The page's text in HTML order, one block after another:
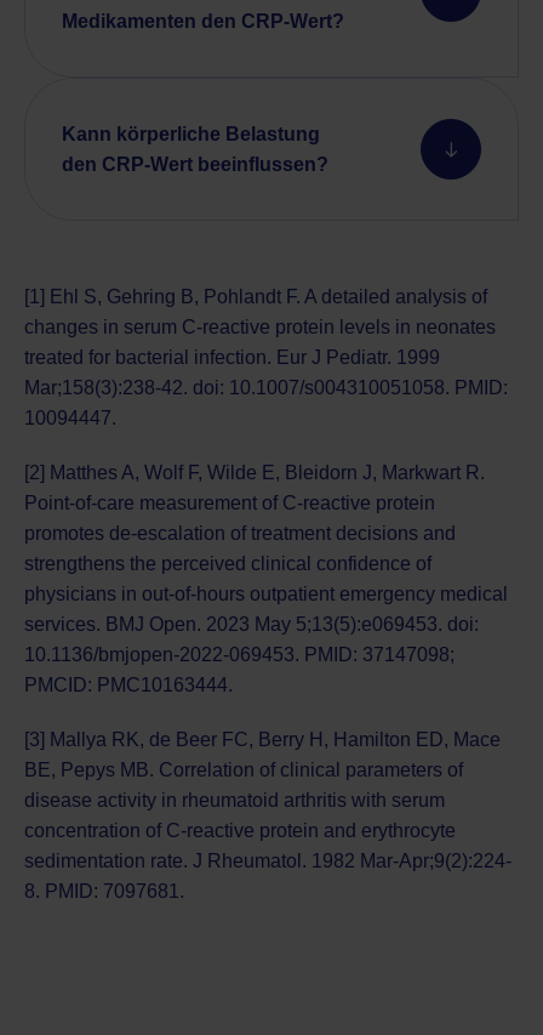
Medikamenten den CRP-Wert?
Kann körperliche Belastung
den CRP-Wert beeinflussen?
[1] Ehl S, Gehring B, Pohlandt F. A detailed analysis of
changes in serum C-reactive protein levels in neonates
treated for bacterial infection. Eur J Pediatr. 1999
Mar;158(3):238-42. doi: 10.1007/s004310051058. PMID:
10094447.
[2] Matthes A, Wolf F, Wilde E, Bleidorn J, Markwart R.
Point-of-care measurement of C-reactive protein
promotes de-escalation of treatment decisions and
strengthens the perceived clinical confidence of
physicians in out-of-hours outpatient emergency medical
services. BMJ Open. 2023 May 5;13(5):e069453. doi:
10.1136/bmjopen-2022-069453. PMID: 37147098;
PMCID: PMC10163444.
[3] Mallya RK, de Beer FC, Berry H, Hamilton ED, Mace
BE, Pepys MB. Correlation of clinical parameters of
disease activity in rheumatoid arthritis with serum
concentration of C-reactive protein and erythrocyte
sedimentation rate. J Rheumatol. 1982 Mar-Apr;9(2):224-
8. PMID: 7097681.